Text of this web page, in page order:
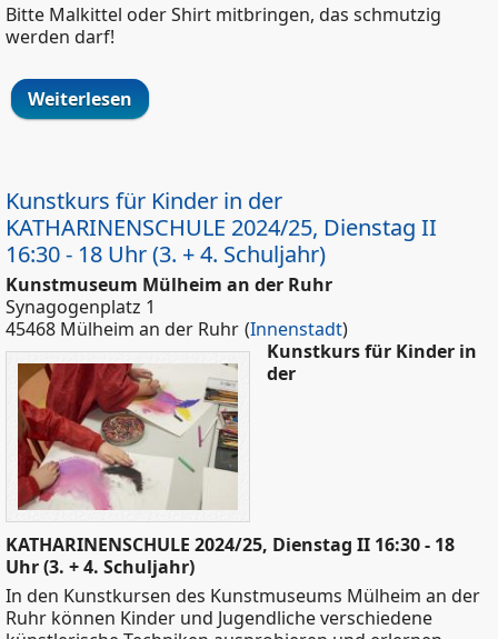
Bitte Malkittel oder Shirt mitbringen, das schmutzig
werden darf!
Weiterlesen über Kunstkurs für Kinder in der
KATHARINENSCHULE 2024/25, Dienstag
Kunstkurs für Kinder in der
KATHARINENSCHULE 2024/25, Dienstag II
16:30 - 18 Uhr (3. + 4. Schuljahr)
Kunstmuseum Mülheim an der Ruhr
Synagogenplatz 1
45468 Mülheim an der Ruhr (Innenstadt)
Kunstkurs für Kinder in
der
KATHARINENSCHULE 2024/25, Dienstag II 16:30 - 18
Uhr (3. + 4. Schuljahr)
In den Kunstkursen des Kunstmuseums Mülheim an der
Ruhr können Kinder und Jugendliche verschiedene